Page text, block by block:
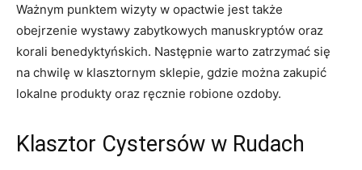
Ważnym punktem wizyty w opactwie ‌jest​ także
obejrzenie wystawy zabytkowych manuskryptów oraz
korali benedyktyńskich. Następnie warto zatrzymać‌ się
na chwilę w klasztornym sklepie,​ gdzie można zakupić
lokalne produkty oraz ręcznie robione ozdoby.
Klasztor Cystersów w Rudach